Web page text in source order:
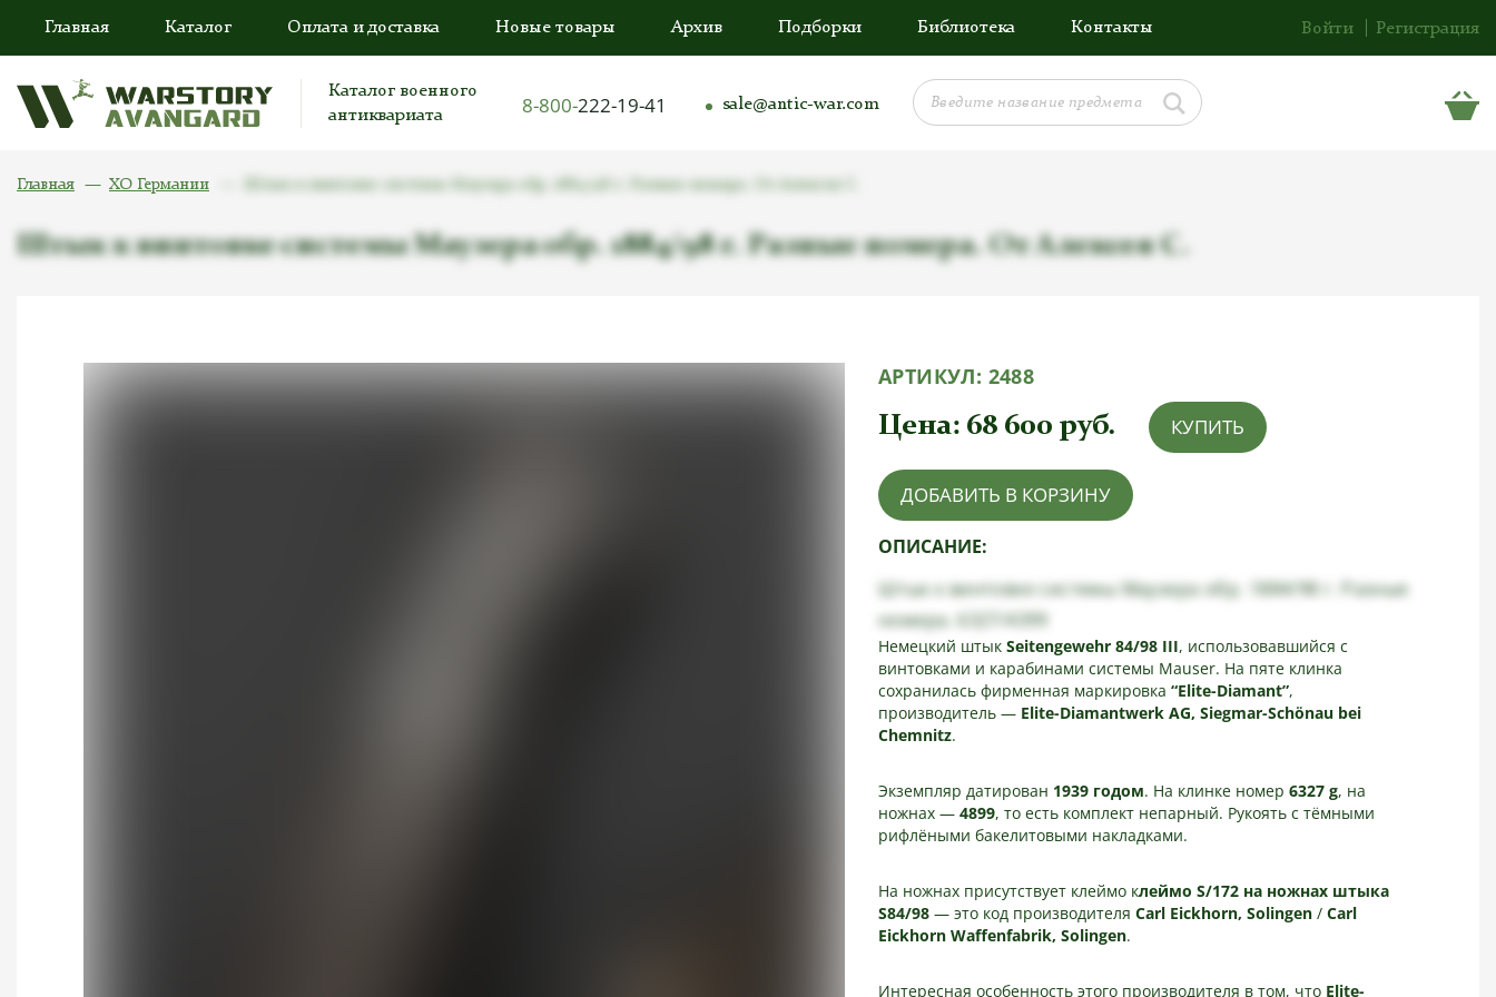
Главная Каталог Оплата и доставка Новые товары Архив Подборки Библиотека Контакты Войти Регистрация
Каталог военного
антиквариата
8-800-222-19-41 sale@antic-war.com
Главная ХО Германии
Штык к винтовке системы Маузера обр. 1884/98 г. Разные номера. От Алексея С.
АРТИКУЛ: 2488
Цена: 68 600 руб. КУПИТЬ
ДОБАВИТЬ В КОРЗИНУ
ОПИСАНИЕ:
Штык к винтовке системы Маузера обр. 1884/98 г. Разные
номера. 6327/4399
Немецкий штык Seitengewehr 84/98 III, использовавшийся с
винтовками и карабинами системы Mauser. На пяте клинка
сохранилась фирменная маркировка “Elite-Diamant”,
производитель — Elite-Diamantwerk AG, Siegmar-Schönau bei
Chemnitz.
Экземпляр датирован 1939 годом. На клинке номер 6327 g, на
ножнах — 4899, то есть комплект непарный. Рукоять с тёмными
рифлёными бакелитовыми накладками.
На ножнах присутствует клеймо клеймо S/172 на ножнах штыка
S84/98 — это код производителя Carl Eickhorn, Solingen / Carl
Eickhorn Waffenfabrik, Solingen.
Интересная особенность этого производителя в том, что Elite-